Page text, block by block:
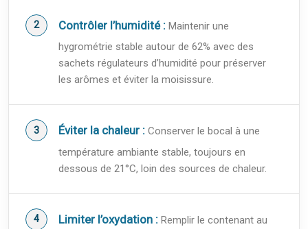
Contrôler l’humidité : Maintenir une
hygrométrie stable autour de 62% avec des
sachets régulateurs d’humidité pour préserver
les arômes et éviter la moisissure.
Éviter la chaleur : Conserver le bocal à une
température ambiante stable, toujours en
dessous de 21°C, loin des sources de chaleur.
Limiter l’oxydation : Remplir le contenant au